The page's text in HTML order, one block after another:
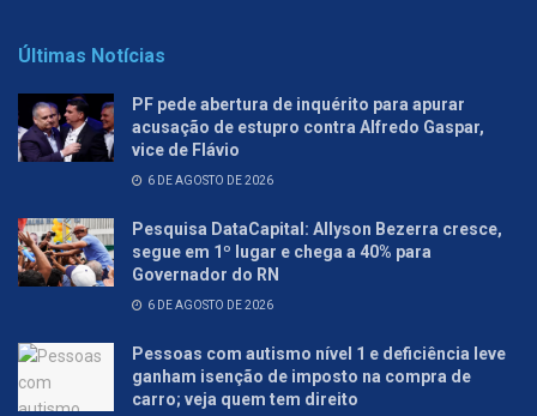
Últimas Notícias
PF pede abertura de inquérito para apurar
acusação de estupro contra Alfredo Gaspar,
vice de Flávio
6 DE AGOSTO DE 2026
Pesquisa DataCapital: Allyson Bezerra cresce,
segue em 1º lugar e chega a 40% para
Governador do RN
6 DE AGOSTO DE 2026
Pessoas com autismo nível 1 e deficiência leve
ganham isenção de imposto na compra de
carro; veja quem tem direito